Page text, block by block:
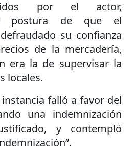
por el actor,
postura de que el
su confianza
de la mercadería,
era la de supervisar la
locales.
falló a favor del
una indemnización
y contempló